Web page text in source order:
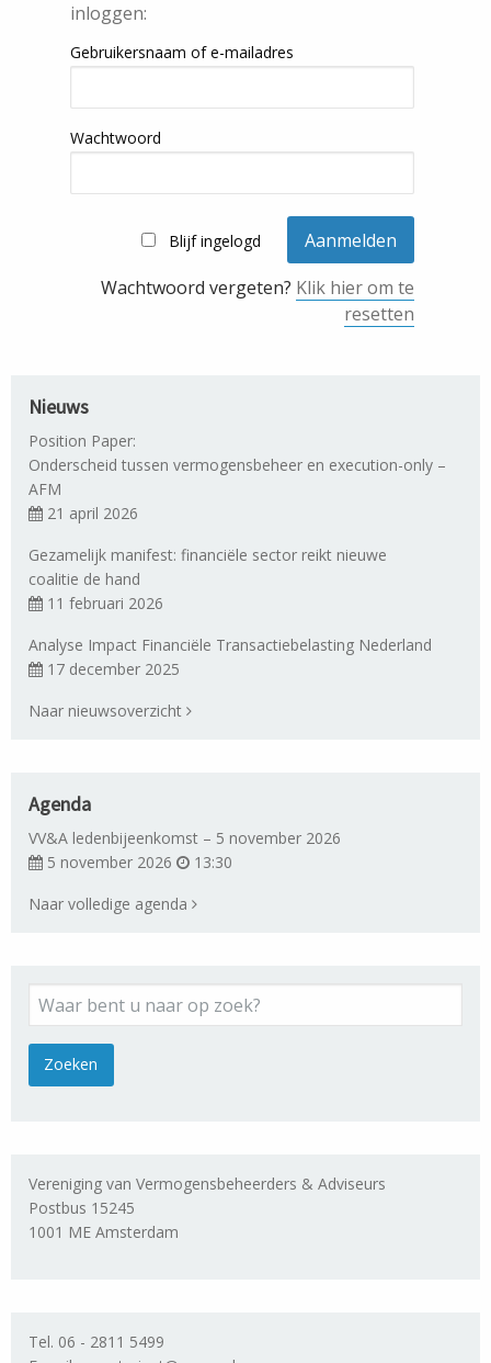
inloggen:
Gebruikersnaam of e-mailadres
Wachtwoord
Blijf ingelogd
Wachtwoord vergeten? Klik hier om te
resetten
Nieuws
Position Paper:
Onderscheid tussen vermogensbeheer en execution-only –
AFM
21 april 2026
Gezamelijk manifest: financiële sector reikt nieuwe
coalitie de hand
11 februari 2026
Analyse Impact Financiële Transactiebelasting Nederland
17 december 2025
Naar nieuwsoverzicht
Agenda
VV&A ledenbijeenkomst – 5 november 2026
5 november 2026
13:30
Naar volledige agenda
Vereniging van Vermogensbeheerders & Adviseurs
Postbus 15245
1001 ME Amsterdam
Tel. 06 - 2811 5499